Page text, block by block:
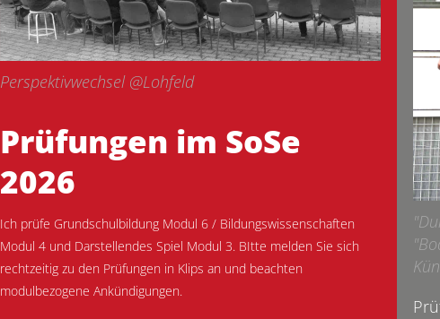
Perspektivwechsel @Lohfeld
Prüfungen im SoSe
2026
Ich prüfe Grundschulbildung Modul 6 / Bildungswissenschaften
Modul 4 und Darstellendes Spiel Modul 3. BItte melden Sie sich
rechtzeitig zu den Prüfungen in Klips an und beachten
modulbezogene Ankündigungen.